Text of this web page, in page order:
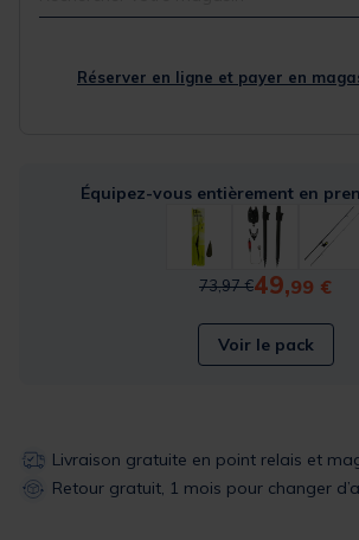
Réserver en ligne et payer en
Équipez-vous entièrement en
Price reduced from
73,97 €to
49,99 €
Voir le pack
Livraison gratuite en point relais et
Retour gratuit, 1 mois pour changer